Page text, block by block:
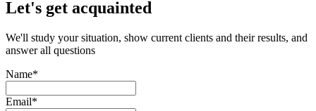
Let's get acquainted
We'll study your situation, show current clients and their results, and
answer all questions
Name*
Email*